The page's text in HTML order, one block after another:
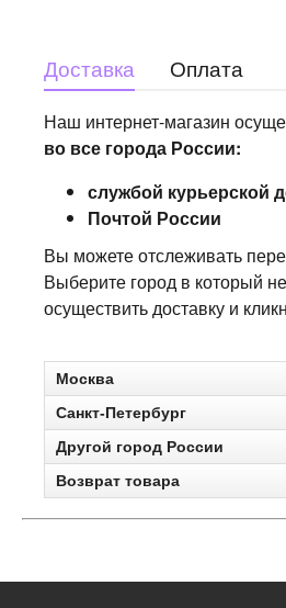
Доставка Оплата
Наш интернет-магазин
во все города России:
службой курьерской
Почтой России
Вы можете отслеживать
Выберите город в который
осуществить доставку и
Москва
Санкт-Петербург
Другой город России
Возврат товара